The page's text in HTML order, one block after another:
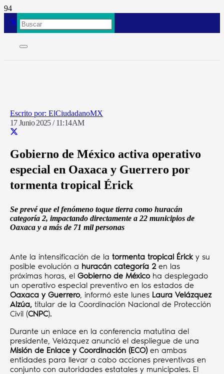
ElCiudadanoMX
17 Junio 2025 / 11:14AM
Gobierno de México activa operativo
especial en Oaxaca y Guerrero por
tormenta tropical Érick
Se prevé que el fenómeno toque tierra como huracán
categoría 2, impactando directamente a 22 municipios de
Oaxaca y a más de 71 mil personas
Ante la intensificación de la tormenta tropical Éricky su
posible evolución a huracán categoría 2 en las
próximas horas, el Gobierno de Méxicoha desplegado
un operativo especial preventivo en los estados de
Oaxaca y Guerrero, informó este lunes Laura Velázquez
Alzúa, titular de la Coordinación Nacional de Protección
Civil (CNPC).
Durante un enlace en la conferencia matutina del
presidente, Velázquez anunció el despliegue de una
Misión de Enlace y Coordinación (ECO) en ambas
entidades para llevar a cabo acciones preventivas en
conjunto con autoridades estatales y municipales. El